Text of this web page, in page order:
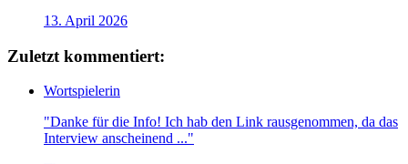
13. April 2026
Zuletzt kommentiert:
Wortspielerin
"Danke für die Info! Ich hab den Link rausgenommen, da das
Interview anscheinend ..."